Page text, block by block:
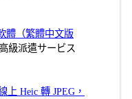
體（繁體中文版
級派遣サービス
上 Heic 轉 JPEG，